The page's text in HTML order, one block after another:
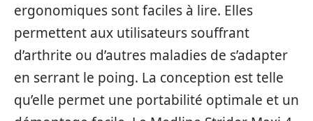
ergonomiques sont faciles à lire. Elles
permettent aux utilisateurs souffrant
d’arthrite ou d’autres maladies de s’adapter
en serrant le poing. La conception est telle
qu’elle permet une portabilité optimale et un